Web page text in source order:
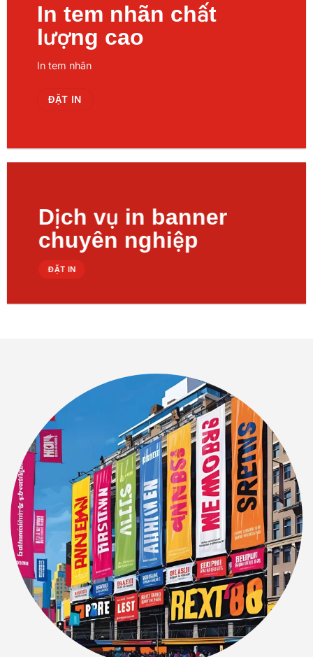
In tem nhãn chất
lượng cao
In tem nhãn
ĐẶT IN
Dịch vụ in banner
chuyên nghiệp
ĐẶT IN